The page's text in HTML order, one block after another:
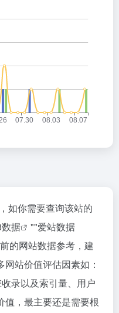
如你需要查询该站的
据 ""爱站数据
的网站数据参考，建
站价值评估因素如：
录以及索引量、用户
值，最主要还是需要根